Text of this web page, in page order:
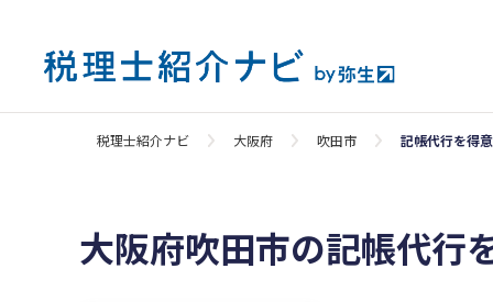
税理士紹介ナビ 大阪府 吹田市 記帳代行を得
大阪府吹田市の記帳代行